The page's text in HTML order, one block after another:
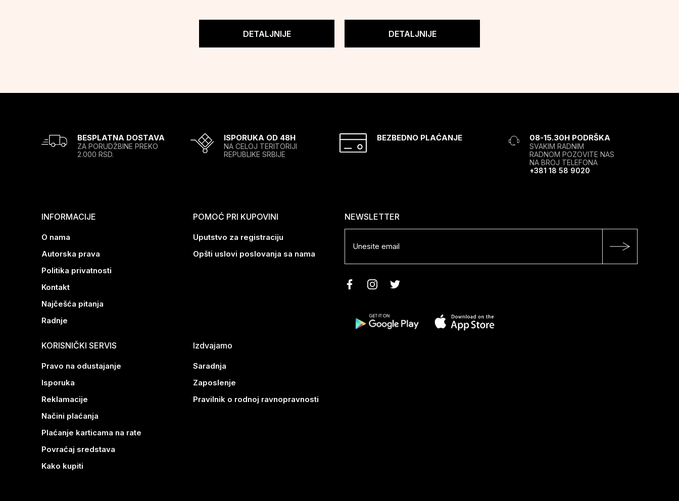
DETALJNIJE DETALJNIJE
BESPLATNA DOSTAVA
ZA PORUDŽBINE PREKO
2.000 RSD.
ISPORUKA OD 48H
NA CELOJ TERITORIJI
REPUBLIKE SRBIJE
BEZBEDNO PLAĆANJE 08-15.30H PODRŠKA
SVAKIM RADNIM
RADNOM POZOVITE NAS
NA BROJ TELEFONA
+381 18 58 9020
INFORMACIJE
O nama
Autorska prava
Politika privatnosti
Kontakt
Najčešća pitanja
Radnje
POMOĆ PRI KUPOVINI
Uputstvo za registraciju
Opšti uslovi poslovanja sa nama
KORISNIČKI SERVIS
Pravo na odustajanje
Isporuka
Reklamacije
Načini plaćanja
Plaćanje karticama na rate
Povraćaj sredstava
Kako kupiti
Izdvajamo
Saradnja
Zaposlenje
Pravilnik o rodnoj ravnopravnosti
NEWSLETTER